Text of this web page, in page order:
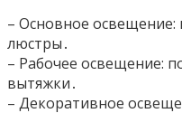
– Основное освещение:
люстры․
– Рабочее освещение:
вытяжки․
– Декоративное